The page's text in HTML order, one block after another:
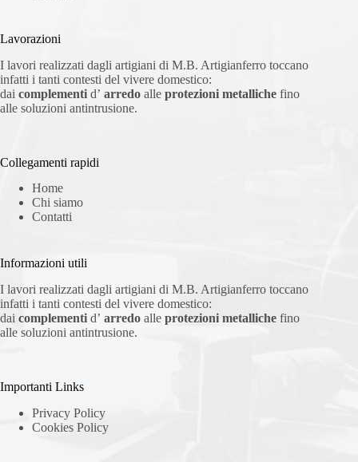
Lavorazioni
I lavori realizzati dagli artigiani di M.B. Artigianferro toccano
infatti i tanti contesti del vivere domestico:
dai complementi d’ arredo alle protezioni metalliche fino
alle soluzioni antintrusione.
Collegamenti rapidi
Home
Chi siamo
Contatti
Informazioni utili
I lavori realizzati dagli artigiani di M.B. Artigianferro toccano
infatti i tanti contesti del vivere domestico:
dai complementi d’ arredo alle protezioni metalliche fino
alle soluzioni antintrusione.
Importanti Links
Privacy Policy
Cookies Policy